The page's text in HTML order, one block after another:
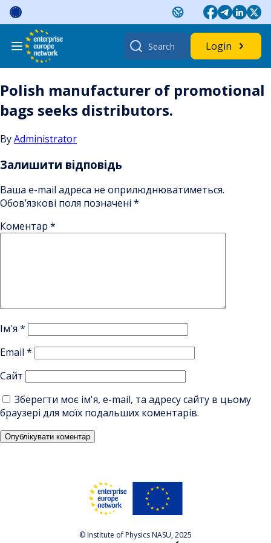
Skip
content
Search
for:
Login
Polish manufacturer of promotional
bags seeks distributors.
ByAdministrator
Залишити відповідь
Ваша e-mail адреса не оприлюднюватиметься.
Обов’язкові поля позначені *
Коментар *
Ім'я *
Email *
Сайт
Зберегти моє ім'я, e-mail, та адресу сайту в цьому
браузері для моїх подальших коментарів.
© Institute of Physics NASU, 2025